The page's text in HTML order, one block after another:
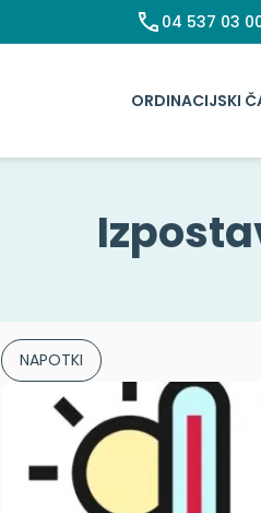
04 537 03
ORDINACIJSKI
NAPOTKI